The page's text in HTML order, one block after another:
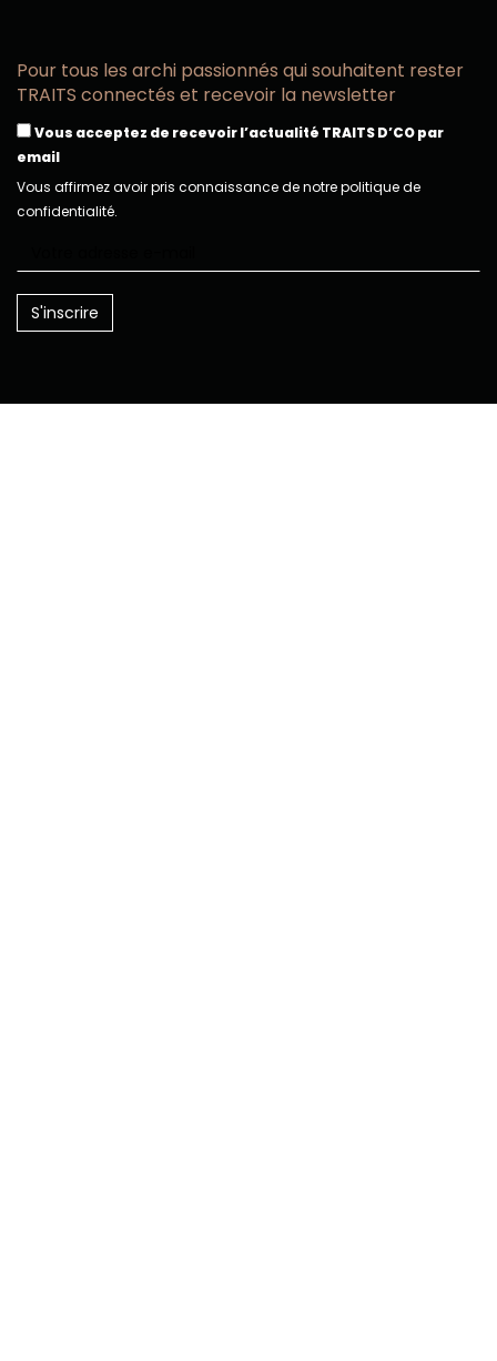
Pour tous les archi passionnés qui souhaitent rester
TRAITS connectés et recevoir la newsletter
Vous acceptez de recevoir l’actualité TRAITS D’CO par
email
Vous affirmez avoir pris connaissance de notre politique de
confidentialité.